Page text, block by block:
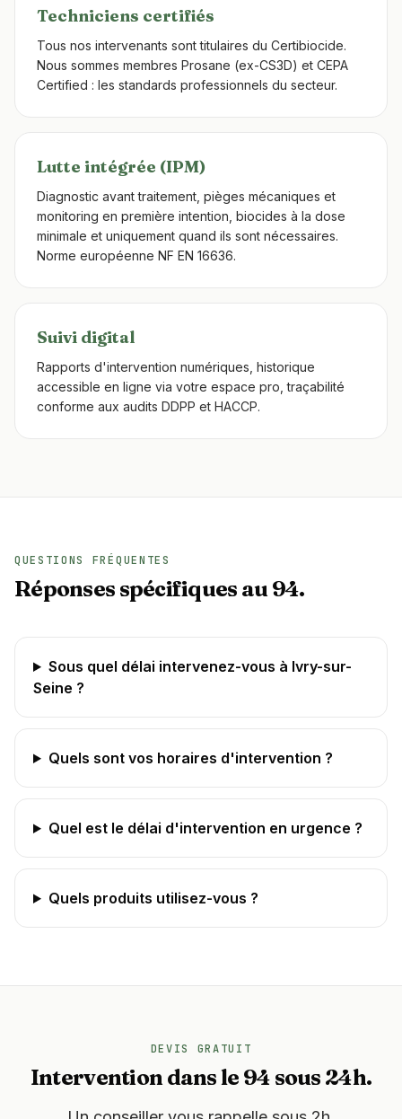
Techniciens certifiés
Tous nos intervenants sont titulaires du Certibiocide.
Nous sommes membres Prosane (ex-CS3D) et CEPA
Certified : les standards professionnels du secteur.
Lutte intégrée (IPM)
Diagnostic avant traitement, pièges mécaniques et
monitoring en première intention, biocides à la dose
minimale et uniquement quand ils sont nécessaires.
Norme européenne NF EN 16636.
Suivi digital
Rapports d'intervention numériques, historique
accessible en ligne via votre espace pro, traçabilité
conforme aux audits DDPP et HACCP.
QUESTIONS FRÉQUENTES
Réponses spécifiques au 94.
Sous quel délai intervenez-vous à Ivry-sur-
Seine ?
Quels sont vos horaires d'intervention ?
Quel est le délai d'intervention en urgence ?
Quels produits utilisez-vous ?
DEVIS GRATUIT
Intervention dans le 94 sous 24h.